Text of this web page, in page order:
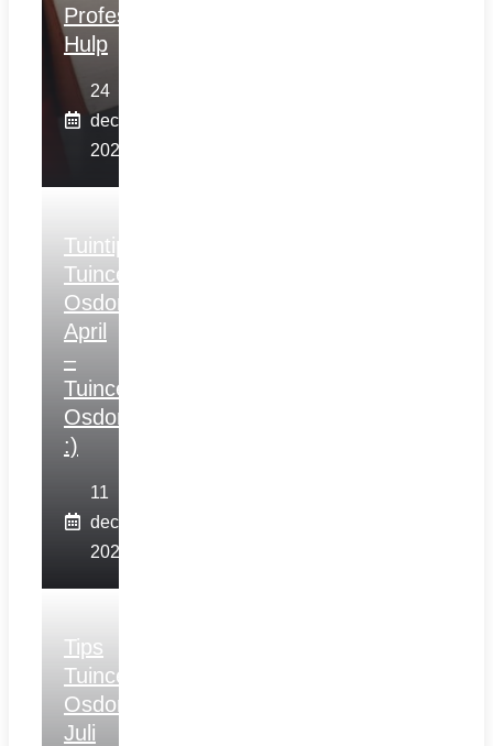
Professionele
Hulp
24
december
2025
Tuintips
Tuincentrum
Osdorp
April
–
Tuincentrum
Osdorp
:)
11
december
2025
Tips
Tuincentrum
Osdorp
Juli